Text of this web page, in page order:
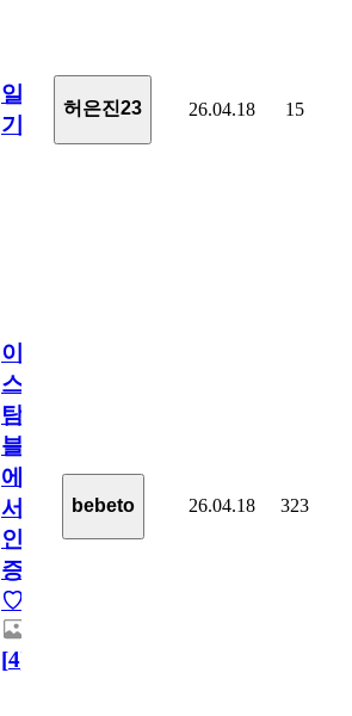
일
기
허은진23 26.04.18 15
이
스
탐
블
에
서
인
증
♡
[4]
bebeto 26.04.18 323